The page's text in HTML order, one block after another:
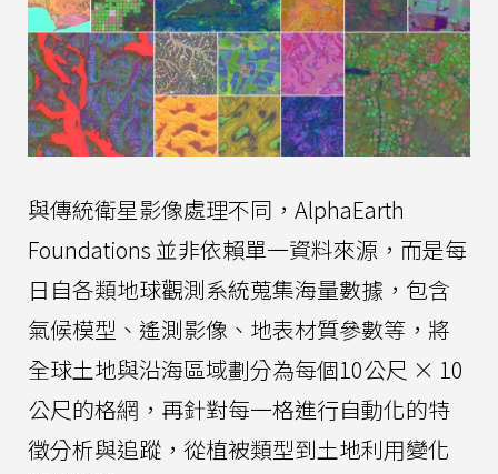
與傳統衛星影像處理不同，AlphaEarth
Foundations 並非依賴單一資料來源，而是每
日自各類地球觀測系統蒐集海量數據，包含
氣候模型、遙測影像、地表材質參數等，將
全球土地與沿海區域劃分為每個10公尺 × 10
公尺的格網，再針對每一格進行自動化的特
徵分析與追蹤，從植被類型到土地利用變化